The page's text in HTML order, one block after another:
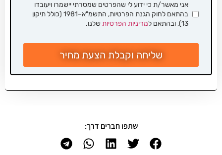
אני מאשר/ת כי ידוע לי שהפרטים שמסרתי יישמרו ויעובדו
בהתאם לחוק הגנת הפרטיות, התשמ"א–1981 (כולל תיקון
13), ובהתאם ל
מדיניות הפרטיות שלנו.
שליחה וקבלת הצעת מחיר
שתפו חברים דרך: